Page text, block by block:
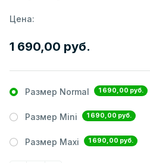
Цена:
1 690,00 руб.
Размер Normal 1 690,00 руб.
Размер Mini 1 690,00 руб.
Размер Maxi 1 690,00 руб.